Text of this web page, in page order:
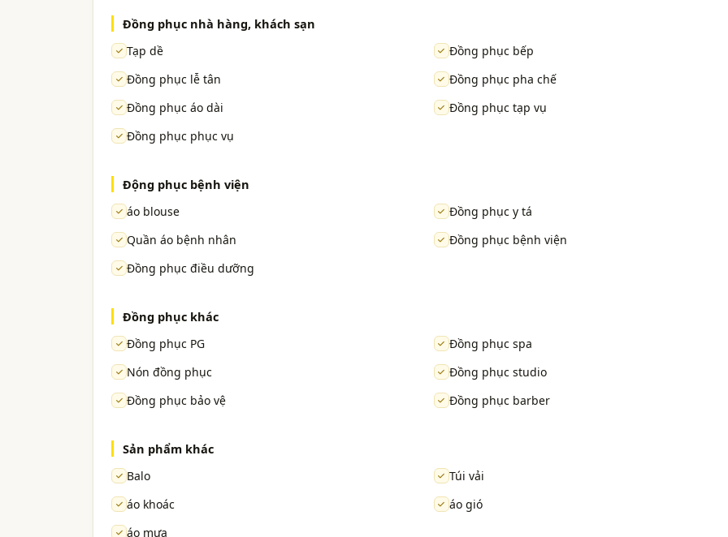
Đồng phục nhà hàng, khách sạn
Tạp dề
Đồng phục bếp
Đồng phục lễ tân
Đồng phục pha chế
Đồng phục áo dài
Đồng phục tạp vụ
Đồng phục phục vụ
Động phục bệnh viện
áo blouse
Đồng phục y tá
Quần áo bệnh nhân
Đồng phục bệnh viện
Đồng phục điều dưỡng
Đồng phục khác
Đồng phục PG
Đồng phục spa
Nón đồng phục
Đồng phục studio
Đồng phục bảo vệ
Đồng phục barber
Sản phẩm khác
Balo
Túi vải
áo khoác
áo gió
áo mưa